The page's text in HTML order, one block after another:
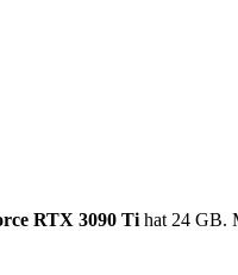
RTX 3090 Ti hat 24 GB.